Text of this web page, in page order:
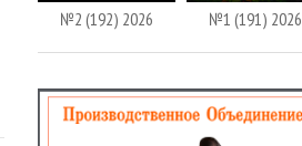
№2 (192) 2026 №1 (191) 2026